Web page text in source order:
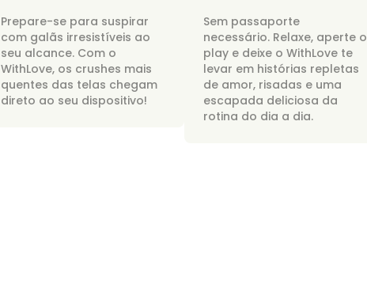
Prepare-se para suspirar
com galãs irresistíveis ao
seu alcance. Com o
WithLove, os crushes mais
quentes das telas chegam
direto ao seu dispositivo!
Sem passaporte
necessário. Relaxe, aperte o
play e deixe o WithLove te
levar em histórias repletas
de amor, risadas e uma
escapada deliciosa da
rotina do dia a dia.